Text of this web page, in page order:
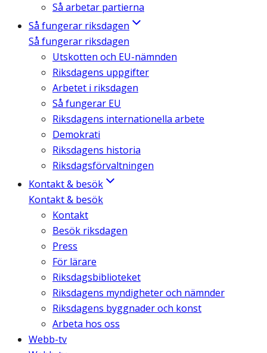
Så arbetar partierna
Så fungerar riksdagen
Så fungerar riksdagen
Utskotten och EU-nämnden
Riksdagens uppgifter
Arbetet i riksdagen
Så fungerar EU
Riksdagens internationella arbete
Demokrati
Riksdagens historia
Riksdagsförvaltningen
Kontakt & besök
Kontakt & besök
Kontakt
Besök riksdagen
Press
För lärare
Riksdagsbiblioteket
Riksdagens myndigheter och nämnder
Riksdagens byggnader och konst
Arbeta hos oss
Webb-tv